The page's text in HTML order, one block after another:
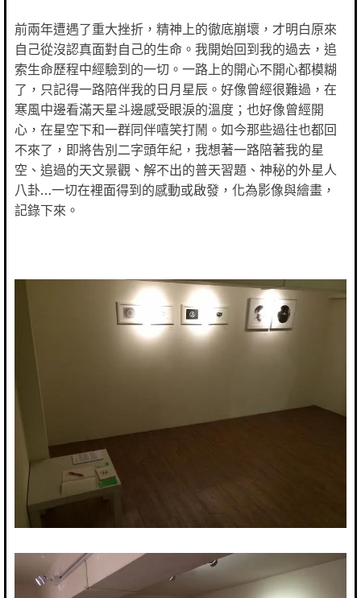
前兩年遭遇了重大挫折，精神上的徹底崩壞，才明白原來
自己從沒認真面對自己的生命。我開始回到我的過去，追
索生命歷程中經驗到的一切。一路上的開心不開心都模糊
了，只記得一路陪伴我的日月星辰。好像曾經很難過，在
寒風中邊看滿天星斗邊感受眼淚的溫度；也好像曾經開
心，在星空下和一群同伴嘻笑打鬧。如今那些過往也都回
不來了，即將告別二字頭年紀，我想著一路陪著我的星
空、追過的天文景觀、解不出的普天習題、神秘的外星人
八卦…一切在裡面得到的感動或啟發，化為影像與繪畫，
記錄下來。